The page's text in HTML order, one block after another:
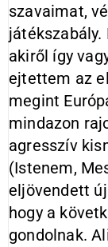
szavaimat,
akiről így
ejtettem az
megint
mindazon
agresszív
(Istenem,
eljövendett
hogy a
gondolnak.